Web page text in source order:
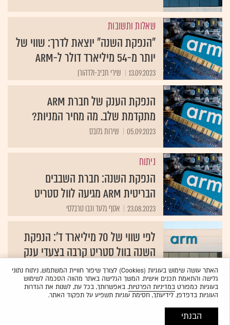
שאלות ותשובות
״הנפקת השנה״ יוצאת לדרך: שווי של
יותר מ-54 מיליארד דולר ל-ARM
13.09.2023 שירי חביב-ולדהורן
הנפקת הענק של חברת ARM
מתקדמת שלב. מה מחיר המניות?
05.09.2023 שירות גלובס
ניתוח
הנפקת השנה: חברת השבבים
הבריטית ARM מגיעה לוול סטריט
23.08.2023 אסף גלעד ונבו טרבלסי
לפי שווי של 70 מיליארד ד': הנפקת
השנה בוול סטריט קרבה בצעדי ענק
22.08.2023 אסף גלעד
האתר עושה שימוש בעוגיות (Cookies) לצורך שיפור חוויית המשתמש, ניתוח נתוני
גלישה והתאמת תכנים אישית. המשך הגלישה באתר מהווה הסכמה לשימוש
בעוגיות כמפורטבמדיניות הפרטיות. באפשרותך, בכל עת, לשנות את הגדרות
העוגיות בדפדפן. לידיעתך, חסימת עוגיות תשפיע על תפקוד האתר.
הבנתי